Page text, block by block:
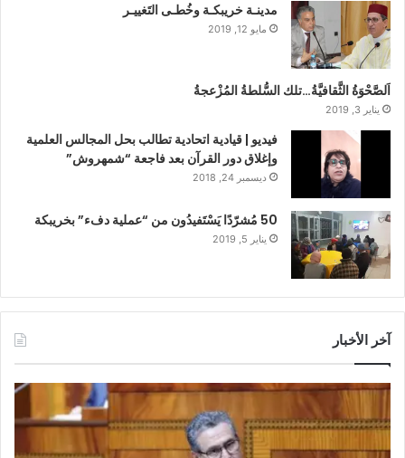
مدينـة خريبكـة وخُطـى التَغييـر
مايو 12, 2019
اَلصَّحْوَةُ الثَّقافيَّةُ…تلك السُّلطةُ المُزْعجةُ
يناير 3, 2019
فيديو | قيادية اتحادية تطالب بحل المجالس العلمية
وإغلاق دور القرآن بعد فاجعة “شمهروش”
ديسمبر 24, 2018
50 مُشرّدًا يَسْتَفيدُون من “عملية دفء” بخريبكة
يناير 5, 2019
آخر الأخبار